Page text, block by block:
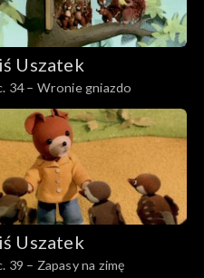
Uszatek
34 – Wronie gniazdo
Uszatek
39 – Zapasy na zimę